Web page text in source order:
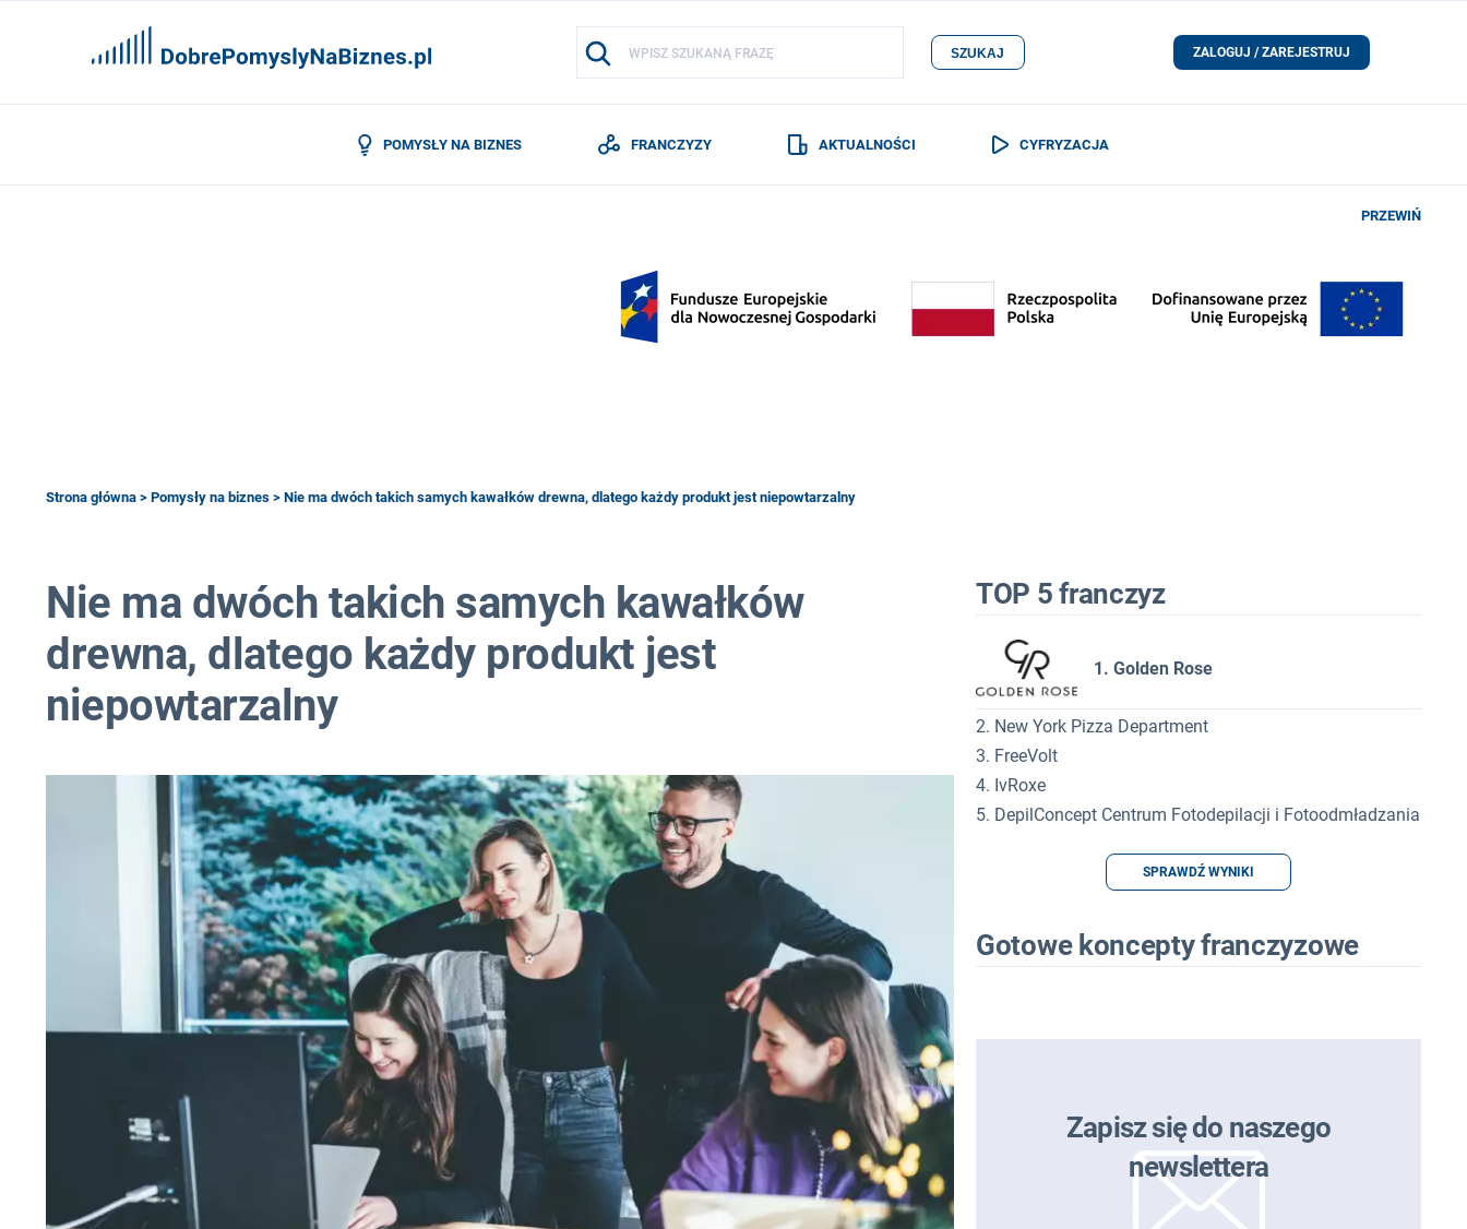
SZUKAJ ZALOGUJ / ZAREJESTRUJ
POMYSŁY NA BIZNES FRANCZYZY AKTUALNOŚCI CYFRYZACJA
PRZEWIŃ
Strona główna > Pomysły na biznes > Nie ma dwóch takich samych kawałków drewna, dlatego każdy produkt jest niepowtarzalny
Nie ma dwóch takich samych kawałków
drewna, dlatego każdy produkt jest
niepowtarzalny
TOP 5 franczyz
1. Golden Rose
2. New York Pizza Department
3. FreeVolt
4. IvRoxe
5. DepilConcept Centrum Fotodepilacji i Fotoodmładzania
SPRAWDŹ WYNIKI
Gotowe koncepty franczyzowe
Zapisz się do naszego
newslettera